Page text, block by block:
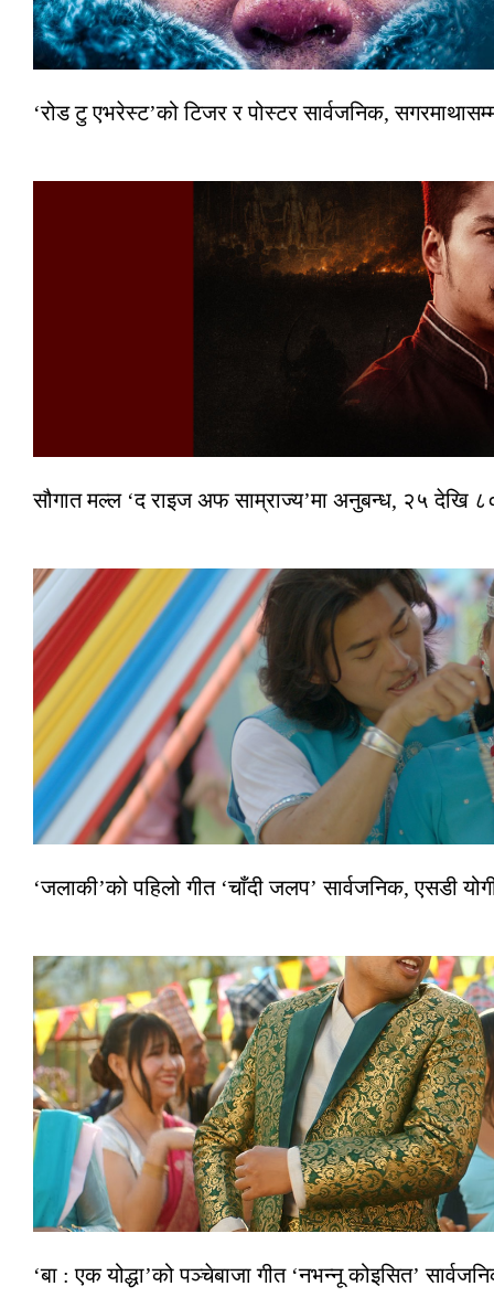
‘रोड टु एभरेस्ट’को टिजर र पोस्टर सार्वजनिक,
सौगात मल्ल ‘द राइज अफ साम्राज्य’मा अनुबन्ध, २५ देखि
‘जलाकी’को पहिलो गीत ‘चाँदी जलप’ सार्वजनिक, एसडी
‘बा : एक योद्धा’को पञ्चेबाजा गीत ‘नभन्नू कोइसित’